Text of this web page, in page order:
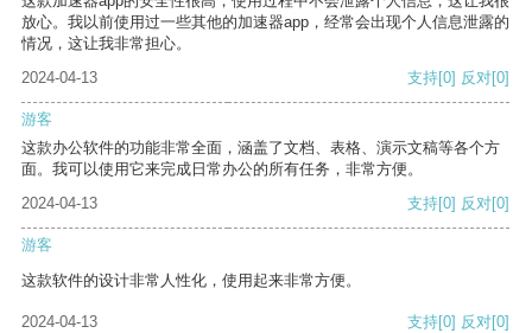
放心。我以前使用过一些其他的加速器app，经常会出现个人信息泄露的
情况，这让我非常担心。
2024-04-13
支持[0] 反对[0]
游客
这款办公软件的功能非常全面，涵盖了文档、表格、演示文稿等各个方
面。我可以使用它来完成日常办公的所有任务，非常方便。
2024-04-13
支持[0] 反对[0]
游客
这款软件的设计非常人性化，使用起来非常方便。
2024-04-13 支持[0] 反对[0]